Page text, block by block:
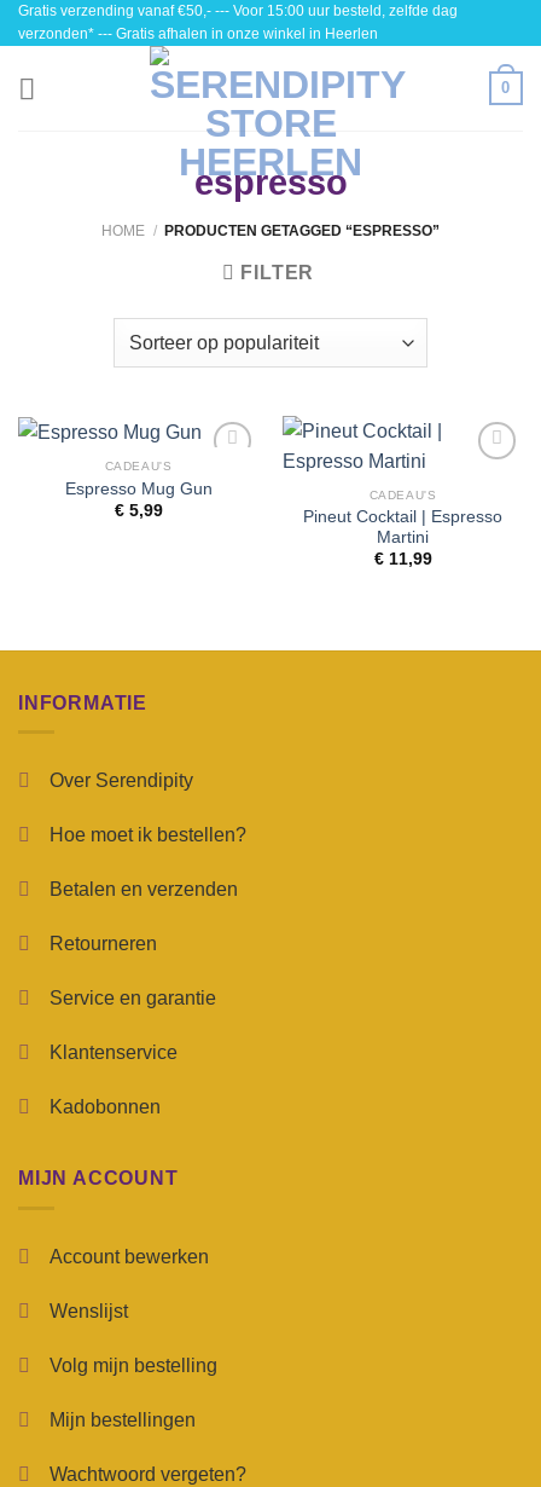
Skip
to
content
Gratis verzending vanaf €50,- --- Voor 15:00 uur besteld, zelfde dag
verzonden* --- Gratis afhalen in onze winkel in Heerlen
0
espresso
HOME / PRODUCTEN GETAGGED “ESPRESSO”
FILTER
aan
CADEAU'S
Espresso Mug Gun
€5,99
CADEAU'S
Pineut Cocktail | Espresso
Martini
€11,99
INFORMATIE
Over Serendipity
Hoe moet ik bestellen?
Betalen en verzenden
Retourneren
Service en garantie
Klantenservice
Kadobonnen
MIJN ACCOUNT
Account bewerken
Wenslijst
Volg mijn bestelling
Mijn bestellingen
Wachtwoord vergeten?